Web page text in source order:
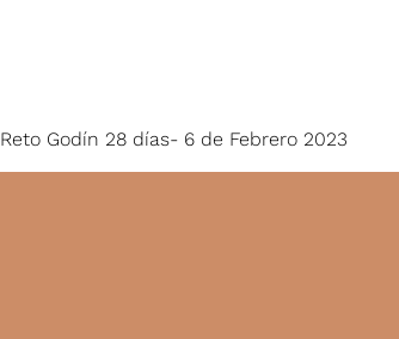
Reto Godín 28 días- 6 de Febrero 2023